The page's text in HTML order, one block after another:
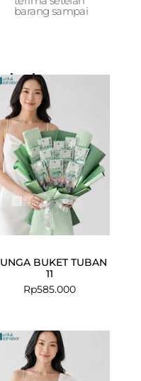
barang sampai
BUKET TUBAN
11
Rp585.000